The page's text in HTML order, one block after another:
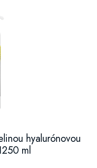
hyalurónovou
ml